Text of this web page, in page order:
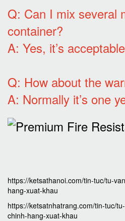
Q: Can I mix several
container?
A: Yes, it’s
Q: How about the
A: Normally it’s one
https://ketsathanoi.com/tin-tuc/tu-
hang-xuat-khau
https://ketsatnhatrang.com/tin-tuc/
chinh-hang-xuat-khau